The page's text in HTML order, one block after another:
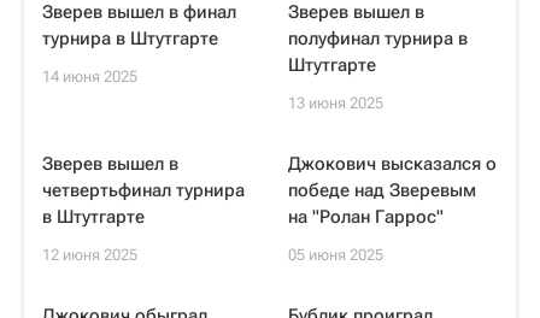
Зверев вышел в финал
турнира в Штутгарте
14 июня 2025
Зверев вышел в
полуфинал турнира в
Штутгарте
13 июня 2025
Зверев вышел в
четвертьфинал турнира
в Штутгарте
12 июня 2025
Джокович высказался о
победе над Зверевым
на "Ролан Гаррос"
05 июня 2025